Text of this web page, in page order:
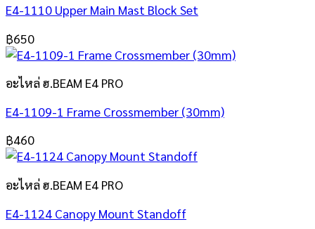
E4-1110 Upper Main Mast Block Set
฿650
อะไหล่ ฮ.BEAM E4 PRO
E4-1109-1 Frame Crossmember (30mm)
฿460
อะไหล่ ฮ.BEAM E4 PRO
E4-1124 Canopy Mount Standoff